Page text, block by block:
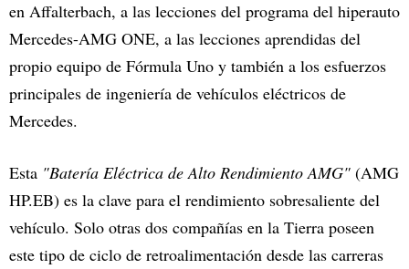
en Affalterbach, a las lecciones del programa del hiperauto
Mercedes-AMG ONE, a las lecciones aprendidas del
propio equipo de Fórmula Uno y también a los esfuerzos
principales de ingeniería de vehículos eléctricos de
Mercedes.
Esta "Batería Eléctrica de Alto Rendimiento AMG" (AMG
HP.EB) es la clave para el rendimiento sobresaliente del
vehículo. Solo otras dos compañías en la Tierra poseen
este tipo de ciclo de retroalimentación desde las carreras